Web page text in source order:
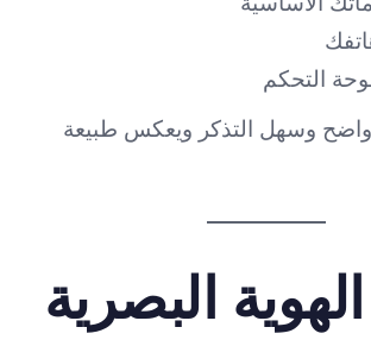
التحكم
وسهل التذكر ويعكس طبيعة
الهوية البصرية